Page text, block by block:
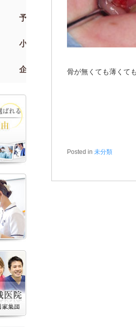
予防歯科
小児歯科
企業検診 骨が無くても薄くて
Posted in 未分類